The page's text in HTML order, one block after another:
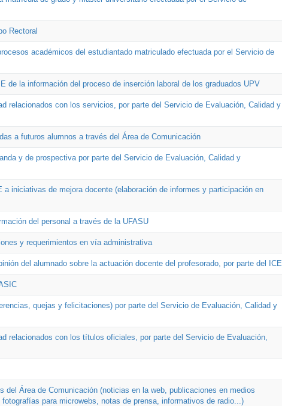
Rectoral
académicos del estudiantado matriculado efectuada por el Servicio de
de la información del proceso de inserción laboral de los graduados UPV
relacionados con los servicios, por parte del Servicio de Evaluación, Calidad y
a futuros alumnos a través del Área de Comunicación
y de prospectiva por parte del Servicio de Evaluación, Calidad y
a iniciativas de mejora docente (elaboración de informes y participación en
del personal a través de la UFASU
y requerimientos en vía administrativa
del alumnado sobre la actuación docente del profesorado, por parte del ICE
quejas y felicitaciones) por parte del Servicio de Evaluación, Calidad y
relacionados con los títulos oficiales, por parte del Servicio de Evaluación,
del Área de Comunicación (noticias en la web, publicaciones en medios
para microwebs, notas de prensa, informativos de radio...)